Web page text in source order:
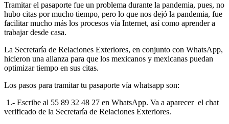
Tramitar el pasaporte fue un problema durante la pandemia, pues, no
hubo citas por mucho tiempo, pero lo que nos dejó la pandemia, fue
facilitar mucho más los procesos vía Internet, así como aprender a
trabajar desde casa.
La Secretaría de Relaciones Exteriores, en conjunto con WhatsApp,
hicieron una alianza para que los mexicanos y mexicanas puedan
optimizar tiempo en sus citas.
Los pasos para tramitar tu pasaporte vía whatsapp son:
1.- Escribe al 55 89 32 48 27 en WhatsApp. Va a aparecer el chat
verificado de la Secretaría de Relaciones Exteriores.